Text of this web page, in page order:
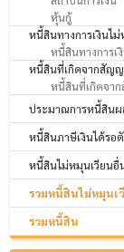
หุ้นกู้
หนี้สินทางการเงินไ
หนี้สินทางการเ
หนี้สินที่เกิดจากสัญญ
หนี้สินที่เกิดจา
ประมาณการหนี้สินผ
หนี้สินภาษีเงินได้ร
หนี้สินไม่หมุนเวียนอื่
รวมหนี้สินไม่หมุนเ
รวมหนี้สิน